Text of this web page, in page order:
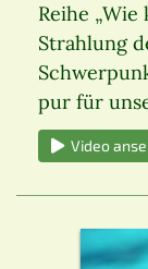
Reihe
Strahlung
pur für
Video